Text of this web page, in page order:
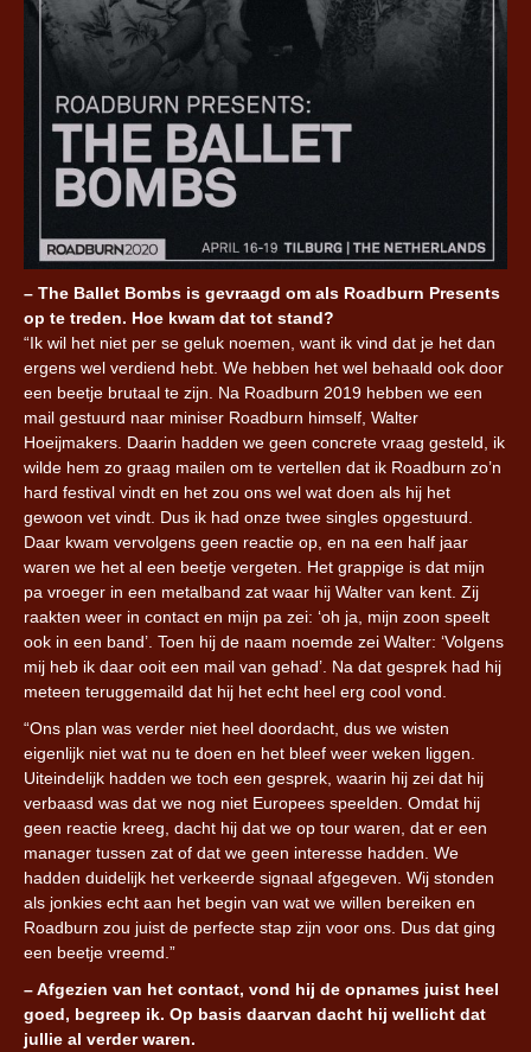
– The Ballet Bombs is gevraagd om als Roadburn Presents
op te treden. Hoe kwam dat tot stand?
“Ik wil het niet per se geluk noemen, want ik vind dat je het dan
ergens wel verdiend hebt. We hebben het wel behaald ook door
een beetje brutaal te zijn. Na Roadburn 2019 hebben we een
mail gestuurd naar miniser Roadburn himself, Walter
Hoeijmakers. Daarin hadden we geen concrete vraag gesteld, ik
wilde hem zo graag mailen om te vertellen dat ik Roadburn zo’n
hard festival vindt en het zou ons wel wat doen als hij het
gewoon vet vindt. Dus ik had onze twee singles opgestuurd.
Daar kwam vervolgens geen reactie op, en na een half jaar
waren we het al een beetje vergeten. Het grappige is dat mijn
pa vroeger in een metalband zat waar hij Walter van kent. Zij
raakten weer in contact en mijn pa zei: ‘oh ja, mijn zoon speelt
ook in een band’. Toen hij de naam noemde zei Walter: ‘Volgens
mij heb ik daar ooit een mail van gehad’. Na dat gesprek had hij
meteen teruggemaild dat hij het echt heel erg cool vond.
“Ons plan was verder niet heel doordacht, dus we wisten
eigenlijk niet wat nu te doen en het bleef weer weken liggen.
Uiteindelijk hadden we toch een gesprek, waarin hij zei dat hij
verbaasd was dat we nog niet Europees speelden. Omdat hij
geen reactie kreeg, dacht hij dat we op tour waren, dat er een
manager tussen zat of dat we geen interesse hadden. We
hadden duidelijk het verkeerde signaal afgegeven. Wij stonden
als jonkies echt aan het begin van wat we willen bereiken en
Roadburn zou juist de perfecte stap zijn voor ons. Dus dat ging
een beetje vreemd.”
– Afgezien van het contact, vond hij de opnames juist heel
goed, begreep ik. Op basis daarvan dacht hij wellicht dat
jullie al verder waren.